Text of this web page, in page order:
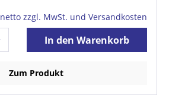
netto zzgl. MwSt. und Versandkosten
In den Warenkorb
Zum Produkt